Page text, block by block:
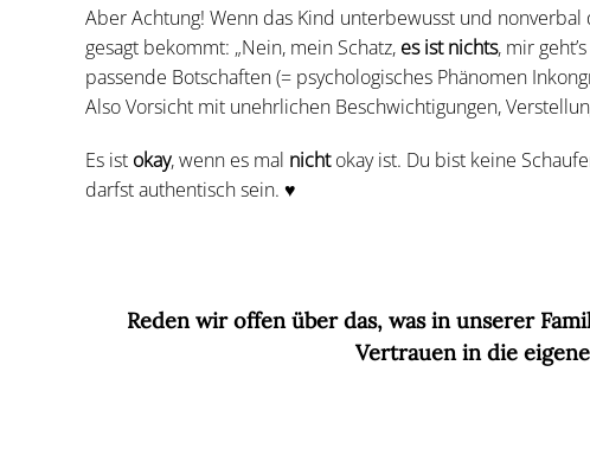
Aber Achtung! Wenn das Kind unterbewusst und
gesagt bekommt: „Nein, mein Schatz, es ist nichts, mir
passende Botschaften (= psychologisches Phänomen
Also Vorsicht mit unehrlichen Beschwichtigungen,
Es ist okay, wenn es mal nichtokay ist. Du bist keine
darfst authentisch sein. ♥
Reden wir offen über das, was in unserer
Vertrauen in die